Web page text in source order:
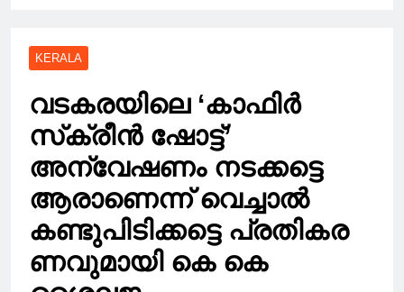
KERALA
വടകരയിലെ ‘കാഫിര്‍
സ്‌ക്രീന്‍ ഷോട്ട്’
അന്വേഷണം നടക്കട്ടെ
ആരാണെന്ന് വെച്ചാല്‍
കണ്ടുപിടിക്കട്ടെ പ്രതികര
ണവുമായി കെ കെ